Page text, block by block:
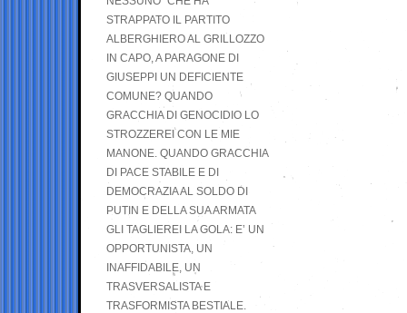
STRAPPATO IL PARTITO
ALBERGHIERO AL GRILLOZZO
IN CAPO, A PARAGONE DI
GIUSEPPI UN DEFICIENTE
COMUNE? QUANDO
GRACCHIA DI GENOCIDIO LO
STROZZEREI CON LE MIE
MANONE. QUANDO GRACCHIA
DI PACE STABILE E DI
DEMOCRAZIA AL SOLDO DI
PUTIN E DELLA SUA ARMATA
GLI TAGLIEREI LA GOLA: E’ UN
OPPORTUNISTA, UN
INAFFIDABILE, UN
TRASVERSALISTA E
TRASFORMISTA BESTIALE.